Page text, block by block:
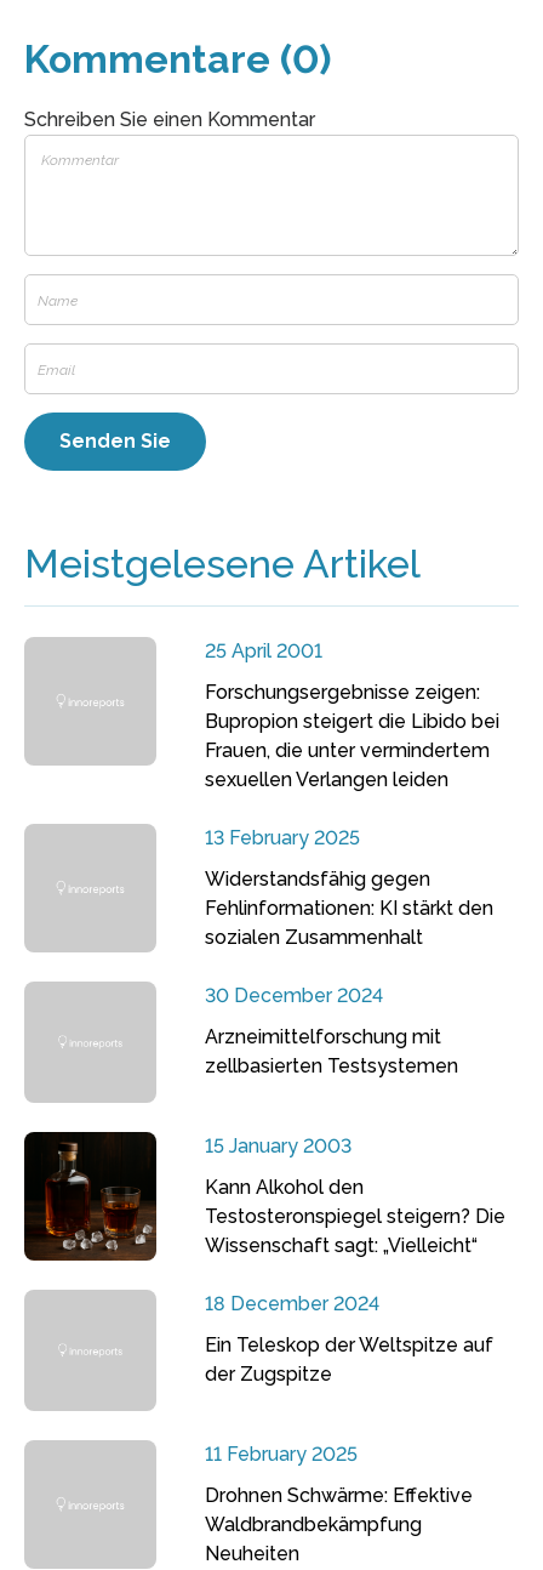
Kommentare (0)
Schreiben Sie einen Kommentar
Meistgelesene Artikel
25 April 2001
Forschungsergebnisse zeigen:
Bupropion steigert die Libido bei
Frauen, die unter vermindertem
sexuellen Verlangen leiden
13 February 2025
Widerstandsfähig gegen
Fehlinformationen: KI stärkt den
sozialen Zusammenhalt
30 December 2024
Arzneimittelforschung mit
zellbasierten Testsystemen
15 January 2003
Kann Alkohol den
Testosteronspiegel steigern? Die
Wissenschaft sagt: „Vielleicht“
18 December 2024
Ein Teleskop der Weltspitze auf
der Zugspitze
11 February 2025
Drohnen Schwärme: Effektive
Waldbrandbekämpfung
Neuheiten